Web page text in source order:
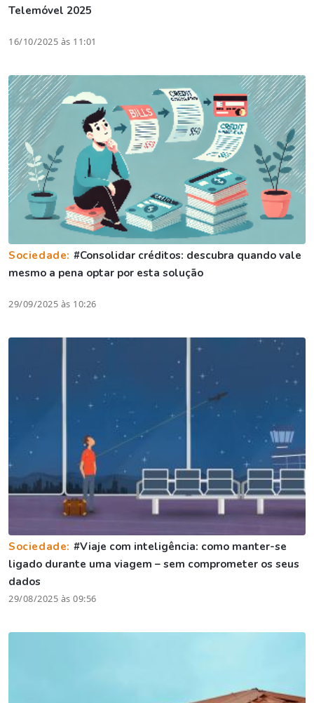
Telemóvel 2025
16/10/2025 às 11:01
Sociedade: #Consolidar créditos: descubra quando vale
mesmo a pena optar por esta solução
29/09/2025 às 10:26
Sociedade: #Viaje com inteligência: como manter-se
ligado durante uma viagem – sem comprometer os seus
dados
29/08/2025 às 09:56